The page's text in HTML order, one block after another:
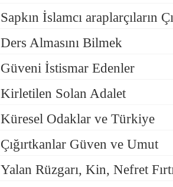
Sapkın İslamcı araplarçıların
Ders Almasını Bilmek
Güveni İstismar Edenler
Kirletilen Solan Adalet
Küresel Odaklar ve Türkiye
Çığırtkanlar Güven ve Umut
Yalan Rüzgarı, Kin, Nefret